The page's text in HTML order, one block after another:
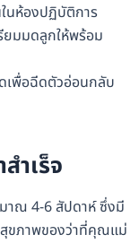
นห้องปฏิบัติการ
มมดลูกให้พร้อม
เพื่อฉีดตัวอ่อนกลับ
ำเร็จ
มาณ 4-6 สัปดาห์ ซึ่งมี
สุขภาพของว่าที่คุณแม่